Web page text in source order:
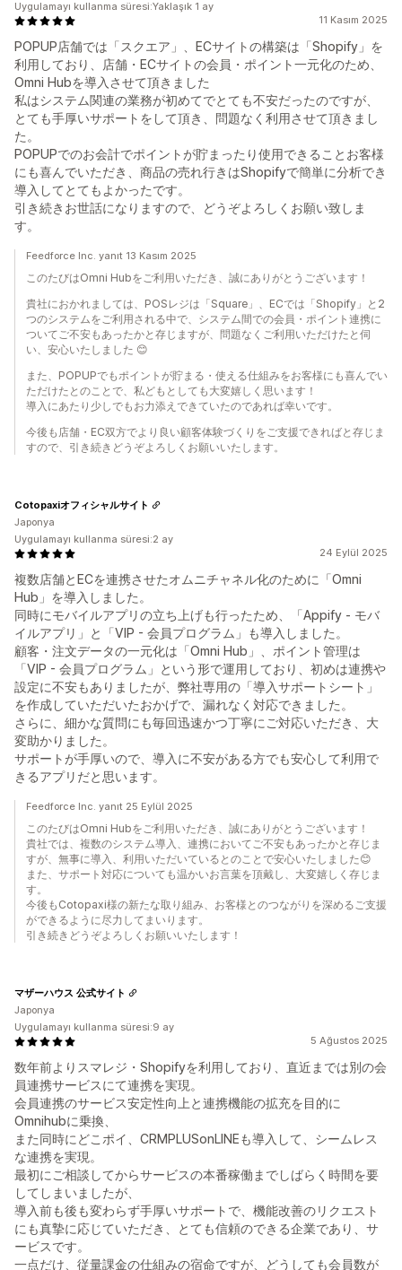
11 Kasım 2025
POPUP店舗では「スクエア」、ECサイトの構築は「Shopify」を
利用しており、店舗・ECサイトの会員・ポイント一元化のため、
Omni Hubを導入させて頂きました
私はシステム関連の業務が初めてでとても不安だったのですが、
とても手厚いサポートをして頂き、問題なく利用させて頂きまし
た。
POPUPでのお会計でポイントが貯まったり使用できることお客様
にも喜んでいただき、商品の売れ行きはShopifyで簡単に分析でき
導入してとてもよかったです。
引き続きお世話になりますので、どうぞよろしくお願い致しま
す。
Uygulamayı kullanma süresi:Yaklaşık 1 ay
Feedforce Inc. yanıt 13 Kasım 2025
このたびはOmni Hubをご利用いただき、誠にありがとうございます！
貴社におかれましては、POSレジは「Square」、ECでは「Shopify」と2
つのシステムをご利用される中で、システム間での会員・ポイント連携に
ついてご不安もあったかと存じますが、問題なくご利用いただけたと伺
い、安心いたしました 😊
また、POPUPでもポイントが貯まる・使える仕組みをお客様にも喜んでい
ただけたとのことで、私どもとしても大変嬉しく思います！
導入にあたり少しでもお力添えできていたのであれば幸いです。
今後も店舗・EC双方でより良い顧客体験づくりをご支援できればと存じま
すので、引き続きどうぞよろしくお願いいたします。
24 Eylül 2025
複数店舗とECを連携させたオムニチャネル化のために「Omni
Hub」を導入しました。
同時にモバイルアプリの立ち上げも行ったため、「Appify - モバ
イルアプリ」と「VIP - 会員プログラム」も導入しました。
顧客・注文データの一元化は「Omni Hub」、ポイント管理は
「VIP - 会員プログラム」という形で運用しており、初めは連携や
設定に不安もありましたが、弊社専用の「導入サポートシート」
を作成していただいたおかげで、漏れなく対応できました。
さらに、細かな質問にも毎回迅速かつ丁寧にご対応いただき、大
変助かりました。
サポートが手厚いので、導入に不安がある方でも安心して利用で
きるアプリだと思います。
Cotopaxiオフィシャルサイト
Japonya
Uygulamayı kullanma süresi:2 ay
Feedforce Inc. yanıt 25 Eylül 2025
このたびはOmni Hubをご利用いただき、誠にありがとうございます！
貴社では、複数のシステム導入、連携においてご不安もあったかと存じま
すが、無事に導入、利用いただいているとのことで安心いたしました😊
また、サポート対応についても温かいお言葉を頂戴し、大変嬉しく存じま
す。
今後もCotopaxi様の新たな取り組み、お客様とのつながりを深めるご支援
ができるように尽力してまいります。
引き続きどうぞよろしくお願いいたします！
5 Ağustos 2025
数年前よりスマレジ・Shopifyを利用しており、直近までは別の会
員連携サービスにて連携を実現。
会員連携のサービス安定性向上と連携機能の拡充を目的に
Omnihubに乗換、
また同時にどこポイ、CRMPLUSonLINEも導入して、シームレス
な連携を実現。
最初にご相談してからサービスの本番稼働までしばらく時間を要
してしまいましたが、
導入前も後も変わらず手厚いサポートで、機能改善のリクエスト
にも真摯に応じていただき、とても信頼のできる企業であり、サ
ービスです。
一点だけ、従量課金の仕組みの宿命ですが、どうしても会員数が
マザーハウス 公式サイト
Japonya
Uygulamayı kullanma süresi:9 ay